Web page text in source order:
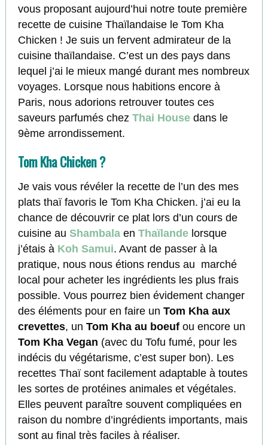
vous proposant aujourd’hui notre toute première
recette de cuisine Thaïlandaise le Tom Kha
Chicken ! Je suis un fervent admirateur de la
cuisine thaïlandaise. C’est un des pays dans
lequel j’ai le mieux mangé durant mes nombreux
voyages. Lorsque nous habitions encore à
Paris, nous adorions retrouver toutes ces
saveurs parfumés chez Thai Housedans le
9ème arrondissement.
Tom Kha Chicken ?
Je vais vous révéler la recette de l’un des mes
plats thaï favoris le Tom Kha Chicken. j’ai eu la
chance de découvrir ce plat lors d’un cours de
cuisine au Shambalaen Thaïlandelorsque
j’étais à Koh Samui. Avant de passer à la
pratique, nous nous étions rendus au marché
local pour acheter les ingrédients les plus frais
possible. Vous pourrez bien évidement changer
des éléments pour en faire un Tom Kha aux
crevettes, un Tom Kha au boeufou encore un
Tom Kha Vegan (avec du Tofu fumé, pour les
indécis du végétarisme, c’est super bon). Les
recettes Thaï sont facilement adaptable à toutes
les sortes de protéines animales et végétales.
Elles peuvent paraître souvent compliquées en
raison du nombre d’ingrédients importants, mais
sont au final très faciles à réaliser.